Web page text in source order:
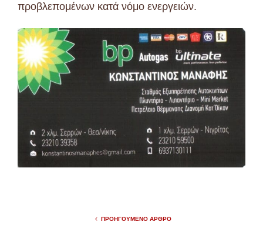
προβλεπομένων κατά νόμο ενεργειών.
ΠΡΟΗΓΟΎΜΕΝΟ ΆΡΘΡΟ